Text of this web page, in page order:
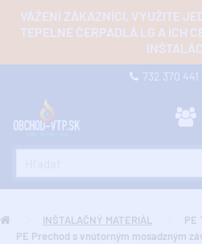
VÁŽENÍ ZÁKAZNÍCI, VYUŽITE
TEPELNÉ ČERPADLÁ LG A ICH
732 370 441
INŠTALAČNÝ MATERIÁL
PE
PE Prechod s vnútorným mosadzným